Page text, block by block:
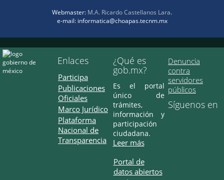
Webmaster: M.A. Ricardo Castellanos Lara.
e-mail: informatica@choapas.tecnm.mx
Enlaces
Participa
Publicaciones
Oficiales
Marco Jurídico
Plataforma
Nacional de
Transparencia
¿Qué es
gob.mx?
Es el portal
único de
trámites,
información y
participación
ciudadana.
Leer más
Portal de
datos abiertos
Denuncia
contra
servidores
públicos
Síguenos en